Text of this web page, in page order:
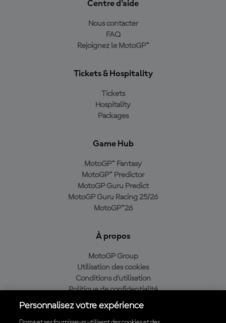
Centre d'aide
Nous contacter
FAQ
Rejoignez le MotoGP™
Tickets & Hospitality
Tickets
Hospitality
Packages
Game Hub
MotoGP™ Fantasy
MotoGP™ Predictor
MotoGP Guru Predict
MotoGP Guru Racing 25/26
MotoGP™26
À propos
MotoGP Group
Utilisation des cookies
Conditions d'utilisation
Politique de confidentialité
Politique d’achat
Personnalisez votre expérience